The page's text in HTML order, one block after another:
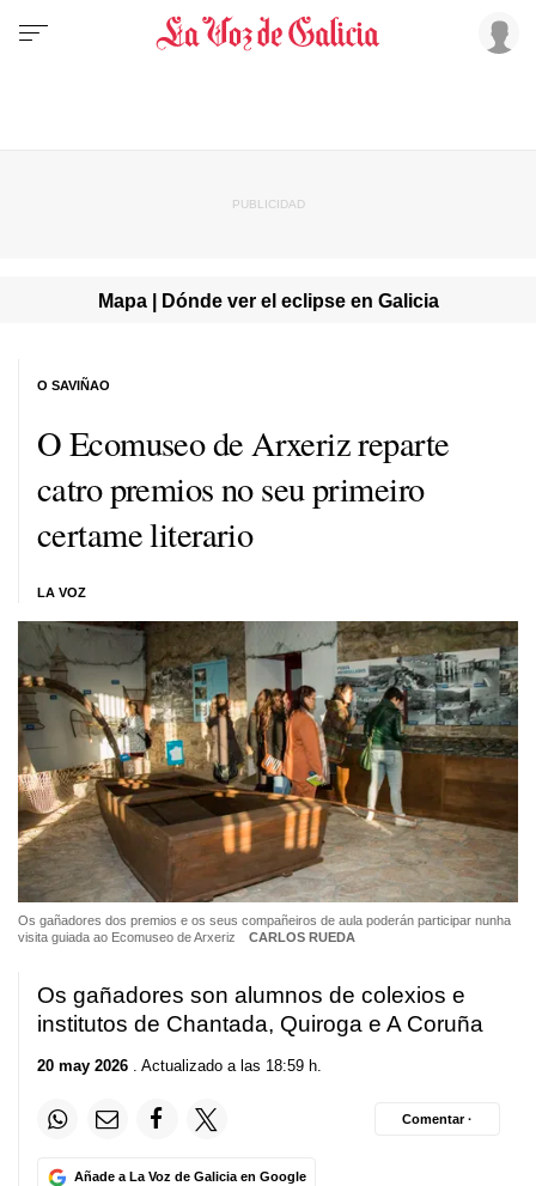
Mapa | Dónde ver el eclipse en Galicia
O Ecomuseo de Arxeriz reparte
catro premios no seu primeiro
certame literario
LA VOZ
O SAVIÑAO
Os gañadores dos premios e os seus compañeiros de aula poderán participar nunha
visita guiada ao Ecomuseo de Arxeriz
CARLOS RUEDA
Os gañadores son alumnos de colexios e
institutos de Chantada, Quiroga e A Coruña
20 may 2026 . Actualizado a las 18:59 h.
Añade a La Voz de Galicia en Google
Comentar ·